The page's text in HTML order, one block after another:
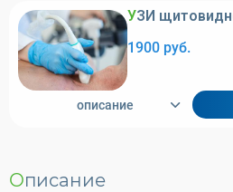
УЗИ
1900 руб.
описание
Описание